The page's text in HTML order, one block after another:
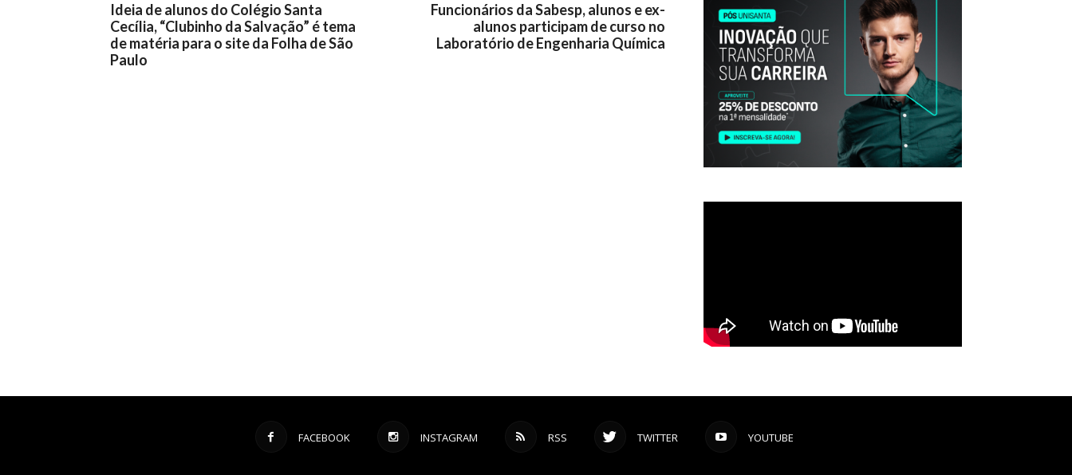
Ideia de alunos do Colégio Santa
Cecília, “Clubinho da Salvação” é tema
de matéria para o site da Folha de São
Paulo
Funcionários da Sabesp, alunos e ex-
alunos participam de curso no
Laboratório de Engenharia Química
FACEBOOK INSTAGRAM RSS TWITTER YOUTUBE